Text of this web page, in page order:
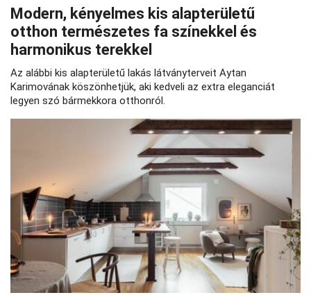
Modern, kényelmes kis alapterületű
otthon természetes fa színekkel és
harmonikus terekkel
Az alábbi kis alapterületű lakás látványterveit Aytan
Karimovának köszönhetjük, aki kedveli az extra eleganciát
legyen szó bármekkora otthonról.